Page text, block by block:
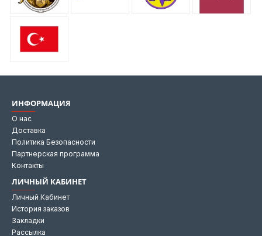
ИНФОРМАЦИЯ
О нас
Доставка
Политика Безопасности
Партнерская программа
Контакты
ЛИЧНЫЙ КАБИНЕТ
Личный Кабинет
История заказов
Закладки
Рассылка